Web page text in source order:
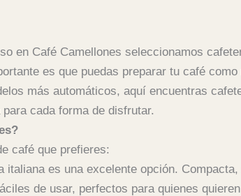
en Café Camellones seleccionamos
es que puedas preparar tu café
más automáticos, aquí encuentras
cada forma de disfrutar.
café que prefieres:
italiana es una excelente opción.
de usar, perfectos para quienes